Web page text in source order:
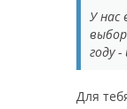
У нас
году
Для